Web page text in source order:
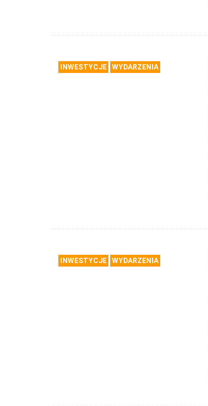
INWESTYCJE WYDARZENIA
INWESTYCJE WYDARZENIA